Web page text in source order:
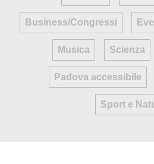
Business/Congressi
Musica Scienza
Padova accessibile
Sport e